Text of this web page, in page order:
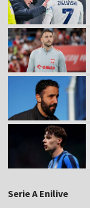
Serie A Enilive